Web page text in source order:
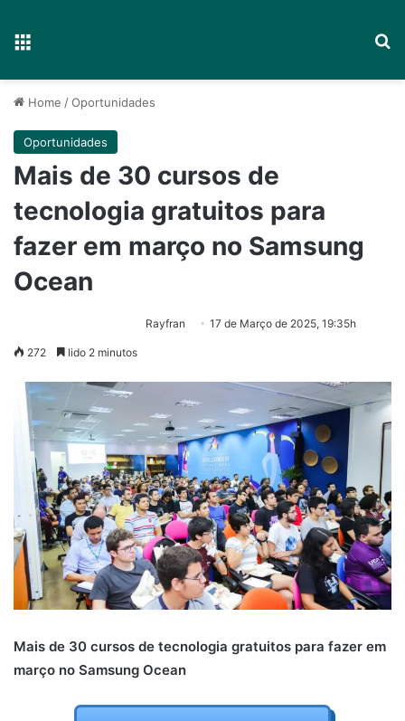
Home /Oportunidades
Oportunidades
Mais de 30 cursos de
tecnologia gratuitos para
fazer em março no Samsung
Ocean
Rayfran 17 de Março de 2025, 19:35h
272 lido 2 minutos
Mais de 30 cursos de tecnologia gratuitos para fazer em
março no Samsung Ocean